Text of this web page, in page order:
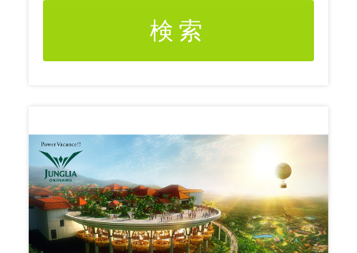
検索